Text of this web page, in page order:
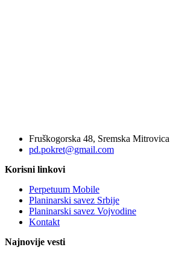
Fruškogorska 48, Sremska Mitrovica
pd.pokret@gmail.com
Korisni linkovi
Perpetuum Mobile
Planinarski savez Srbije
Planinarski savez Vojvodine
Kontakt
Najnovije vesti